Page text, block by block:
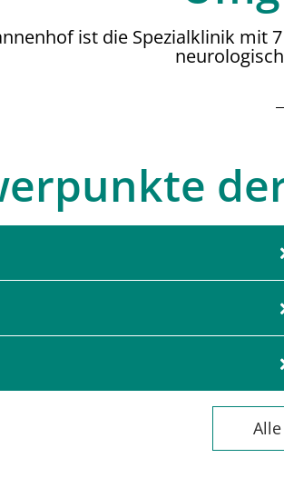
ist die Spezialklinik